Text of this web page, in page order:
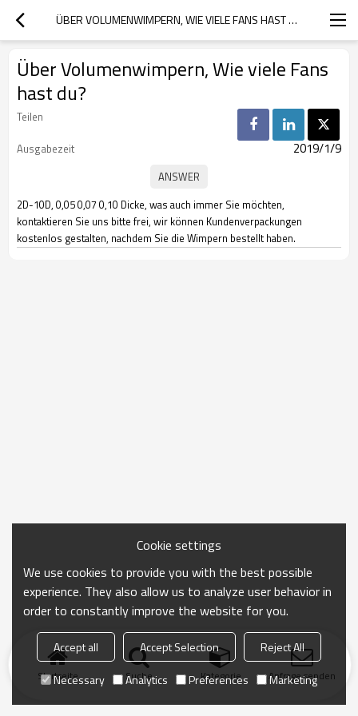
ÜBER VOLUMENWIMPERN, WIE VIELE FANS HAST DU?
Über Volumenwimpern, Wie viele Fans
hast du?
Teilen
Ausgabezeit
2019/1/9
2D-10D, 0,05 0,07 0,10 Dicke, was auch immer Sie möchten,
kontaktieren Sie uns bitte frei, wir können Kundenverpackungen
kostenlos gestalten, nachdem Sie die Wimpern bestellt haben.
Startseite Suche Kategorie Anfrage senden
Cookie settings
We use cookies to provide you with the best possible
experience. They also allow us to analyze user behavior in
order to constantly improve the website for you.
Accept all Accept Selection
Reject All
Necessary
Analytics Preferences Marketing